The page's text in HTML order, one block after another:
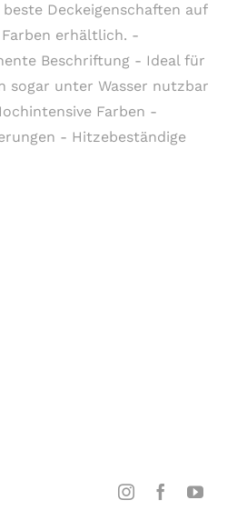
Deckeigenschaften auf
erhältlich. -
Beschriftung - Ideal für
sogar unter Wasser nutzbar
Farben -
- Hitzebeständige
InstagramFacebook